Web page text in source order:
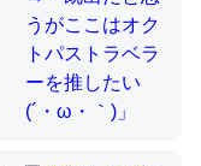
中かが分かるので
僕。ITツール導入で
by LIFULL介護